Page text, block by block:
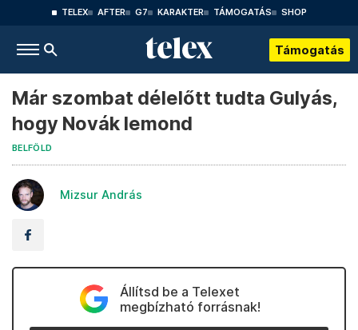
TELEX AFTER G7 KARAKTER TÁMOGATÁS SHOP
Támogatás
Már szombat délelőtt tudta Gulyás,
hogy Novák lemond
BELFÖLD
Mizsur András
Állítsd be a Telexet
megbízható forrásnak!